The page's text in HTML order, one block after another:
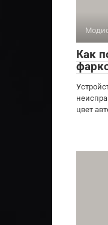
Как
цвет